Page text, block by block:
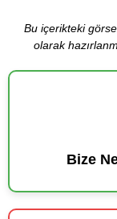
Bu içerikteki
olarak
Bize